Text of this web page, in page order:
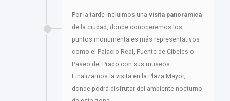
Por la tarde incluimos una visita panorámica
de la ciudad, donde conoceremos los
puntos monumentales más representativos
como el Palacio Real, Fuente de Cibeles o
Paseo del Prado con sus museos.
Finalizamos la visita en la Plaza Mayor,
donde podrá disfrutar del ambiente nocturno